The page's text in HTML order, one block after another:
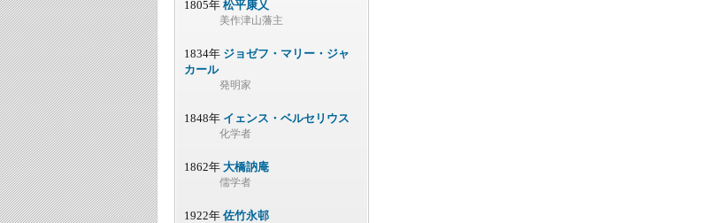
1805年 松平康乂
美作津山藩主
1834年 ジョゼフ・マリー・ジャ
カール
発明家
1848年 イェンス・ベルセリウス
化学者
1862年 大橋訥庵
儒学者
1922年 佐竹永邨